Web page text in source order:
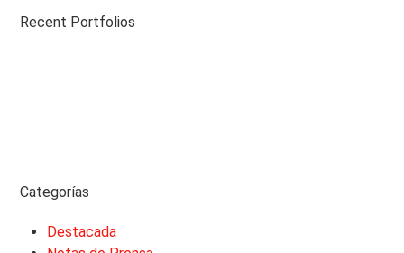
Recent Portfolios
Categorías
Destacada